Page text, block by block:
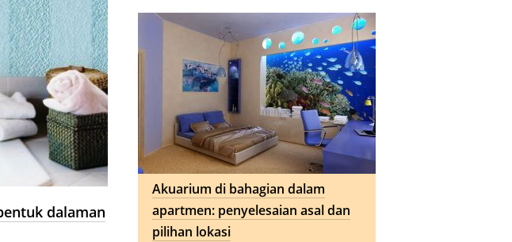
dalaman
Akuarium di bahagian dalam
apartmen: penyelesaian asal dan
pilihan lokasi